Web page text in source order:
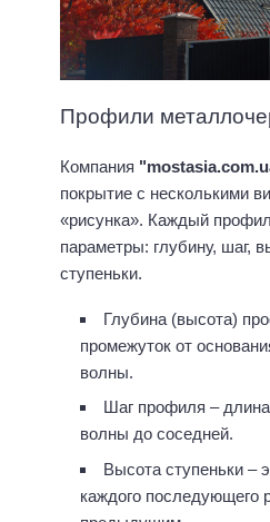
Профили
Компания
покрытие с несколькими
«рисунка». Каждый
параметры: глубину, шаг,
ступеньки.
Глубина (высота)
промежуток от
волны.
Шаг профиля –
волны до соседней.
Высота ступеньки –
каждого последующего